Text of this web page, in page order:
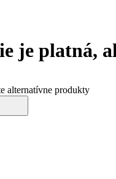
je platná,
alternatívne produkty